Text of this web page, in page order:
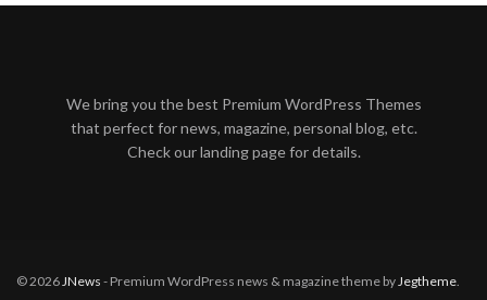
We bring you the best Premium WordPress Themes
that perfect for news, magazine, personal blog, etc.
Check our landing page for details.
© 2026JNews - Premium WordPress news & magazine theme byJegtheme.